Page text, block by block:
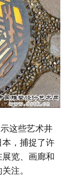
这些艺术井
，捕捉了许
览、画廊和
注。